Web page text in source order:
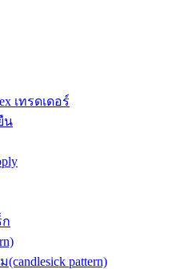
เทรดเดอร์
น
ก
pattern)